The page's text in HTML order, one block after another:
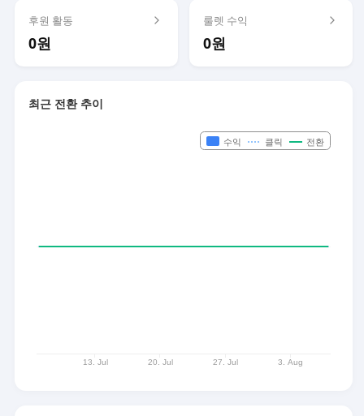
후원 활동
0원
룰렛 수익
0원
최근 전환 추이